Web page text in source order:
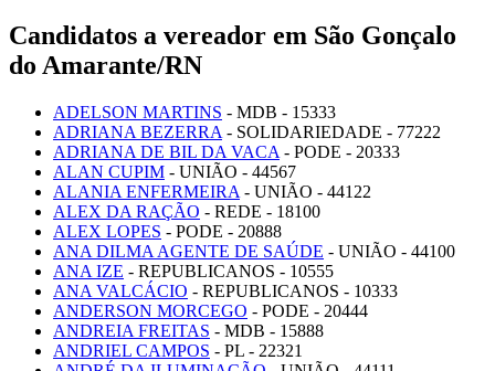
Candidatos a vereador em São Gonçalo
do Amarante/RN
ADELSON MARTINS - MDB - 15333
ADRIANA BEZERRA - SOLIDARIEDADE - 77222
ADRIANA DE BIL DA VACA - PODE - 20333
ALAN CUPIM - UNIÃO - 44567
ALANIA ENFERMEIRA - UNIÃO - 44122
ALEX DA RAÇÃO - REDE - 18100
ALEX LOPES - PODE - 20888
ANA DILMA AGENTE DE SAÚDE - UNIÃO - 44100
ANA IZE - REPUBLICANOS - 10555
ANA VALCÁCIO - REPUBLICANOS - 10333
ANDERSON MORCEGO - PODE - 20444
ANDREIA FREITAS - MDB - 15888
ANDRIEL CAMPOS - PL - 22321